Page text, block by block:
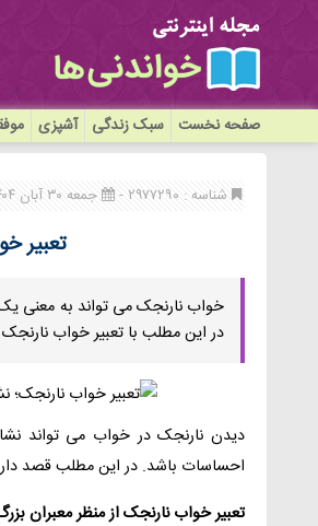
صفحه نخست سبک زندگی آشپزی
شناسه : ۲۹۷۷۲۹۰ - جمعه ۳۰ آبان ۱۴۰۴ ساعت ۰۲:۲۲
تعبیر
خواب نارنجک می تواند به معنی
در این مطلب با تعبیر خواب
دیدن نارنجک در خواب می تواند
احساسات باشد. در این مطلب قصد
تعبیر خواب نارنجک از منظر معبران